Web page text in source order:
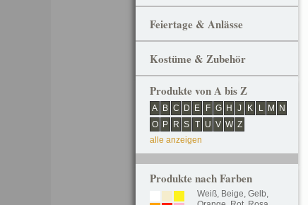
Feiertage & Anlässe
Kostüme & Zubehör
Produkte von A bis Z
A B C D E F G H J K L M
N
O
P R S T U V W Z
alle anzeigen
Produkte nach Farben
Weiß, Beige, Gelb,